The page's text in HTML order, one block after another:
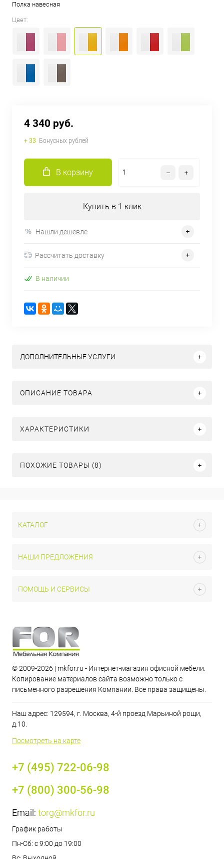
Полка навесная
Цвет:
4 340 руб.
+ 33 Бонусных рублей
В корзину
Купить в 1 клик
Нашли дешевле
Рассчитать доставку
В наличии
ДОПОЛНИТЕЛЬНЫЕ УСЛУГИ
ОПИСАНИЕ ТОВАРА
ХАРАКТЕРИСТИКИ
ПОХОЖИЕ ТОВАРЫ (8)
КАТАЛОГ
НАШИ ПРЕДЛОЖЕНИЯ
ПОМОЩЬ И СЕРВИСЫ
© 2009-2026 | mkfor.ru - Интернет-магазин офисной мебели.
Копирование материалов сайта возможно только с
письменного разрешения Компании. Все права защищены.
Наш адрес: 129594, г. Москва, 4-й проезд Марьиной рощи,
д.10.
Посмотреть на карте
+7 (495) 722-06-98
+7 (800) 300-56-98
Email: torg@mkfor.ru
График работы
Пн-Сб: с 9:00 до 19:00